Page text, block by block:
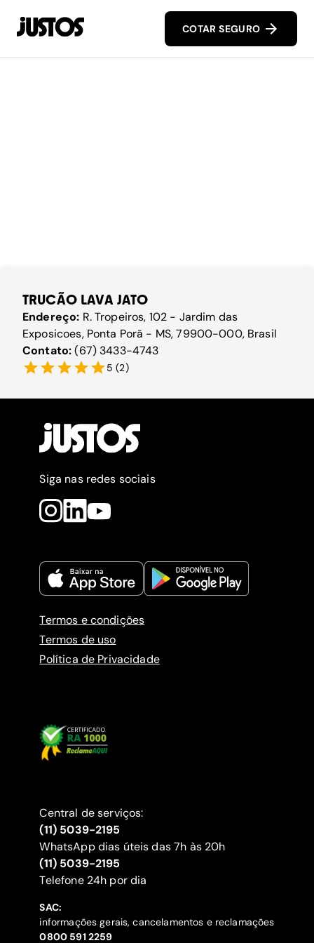
COTAR SEGURO
TRUCÃO LAVA JATO
Endereço: R. Tropeiros, 102 - Jardim das
Exposicoes, Ponta Porã - MS, 79900-000, Brasil
Contato:(67) 3433-4743
5 (2)
Siga nas redes sociais
Termos e condições
Termos de uso
Política de Privacidade
Central de serviços:
(11) 5039-2195
WhatsApp dias úteis das 7h às 20h
(11) 5039-2195
‍Telefone 24h por dia
SAC:
informações gerais, cancelamentos e reclamações
‍0800 591 2259